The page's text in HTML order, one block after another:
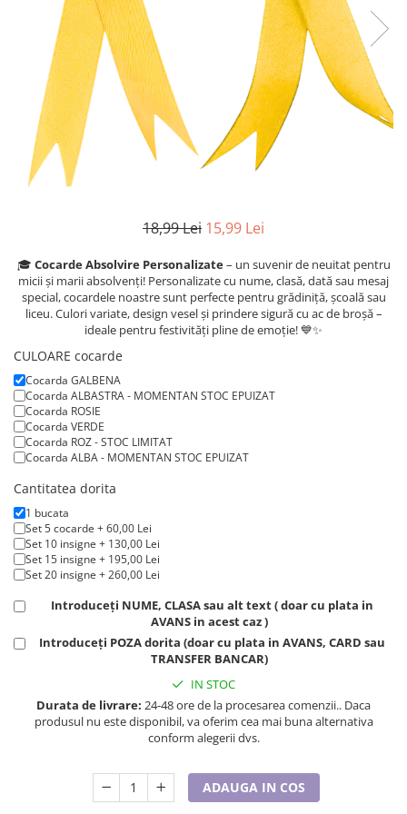
Cadouri barbati
Seturi cadou barbati
Seturi cadou barbati portofel si curea
Ceasuri pentru EL
Cadouri craciun barbati
Cadouri personalizate barbati
Cadouri copii
Cadouri copii bebelusi 0+
Cadouri copii 1 an
Cadouri craciun copii
Colectia Disney
Sticlă pentru apa Personalizată
Sepci personalizate
Seturi cadou pentru copii KID's Collection
Lenjerii de pat pentru copii
Cadouri Cuplu
Fashion
Pijamale de CRACIUN
Pijamale de dama
Pijamale de barbati
Halate si capoate
Pijamale
WINTER Collection
Halate si pijamale Family
Umbrele
Pijamale de copii
Cadouri ocazii speciale
Tricouri de craciun
Etichete scolare
Sepci personalizate
Bannere personalizate scoli si gradinite
Caserole personalizate sandwich
Saculeti personalizati
Sticla de apa personalizata
Agende si caiete personalizate
18,99 Lei 15,99 Lei
🎓 CocardeAbsolvire Personalizate– un suvenirde neuitat pentru
miciiși mariiabsolvenți! Personalizatecu nume,clasă,datăsau mesaj
special,cocardele noastresunt perfecte pentru grădiniță,școalăsau
liceu.Culorivariate,design veselși prinderesigurăcu acde broșă –
ideale pentru festivități plinedeemoție! 💙✨
CULOARE cocarde
Cocarda GALBENA
Cocarda ALBASTRA - MOMENTAN STOC EPUIZAT
Cocarda ROSIE
Cocarda VERDE
Cocarda ROZ - STOC LIMITAT
Cocarda ALBA - MOMENTAN STOC EPUIZAT
Cantitatea dorita
1 bucata
Set 5 cocarde + 60,00 Lei
Set 10 insigne + 130,00 Lei
Set 15 insigne + 195,00 Lei
Set 20 insigne + 260,00 Lei
Introduceți NUME, CLASA sau alt text ( doar cu plata in
AVANS in acest caz )
Introduceți POZA dorita (doar cu plata in AVANS, CARD sau
TRANSFER BANCAR)
IN STOC
Durata de livrare: 24-48 ore de la procesarea comenzii.. Daca
produsul nu este disponibil, va oferim cea mai buna alternativa
conform alegerii dvs.
ADAUGA IN COS